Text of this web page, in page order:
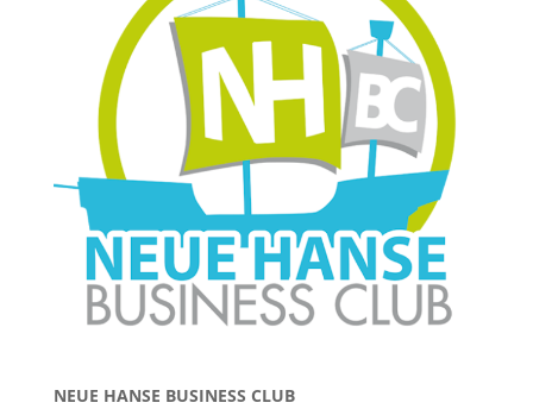
NEUE HANSE BUSINESS CLUB